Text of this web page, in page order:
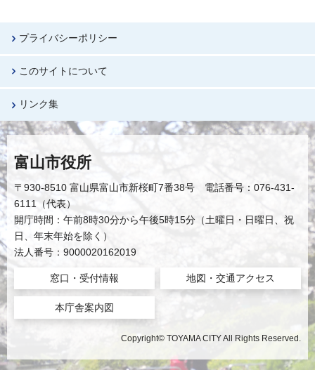
プライバシーポリシー
このサイトについて
リンク集
富山市役所
〒930-8510 富山県富山市新桜町7番38号 電話番号：076-431-
6111（代表）
開庁時間：午前8時30分から午後5時15分（土曜日・日曜日、祝
日、年末年始を除く）
法人番号：9000020162019
窓口・受付情報 地図・交通アクセス
本庁舎案内図
Copyright© TOYAMA CITY All Rights Reserved.